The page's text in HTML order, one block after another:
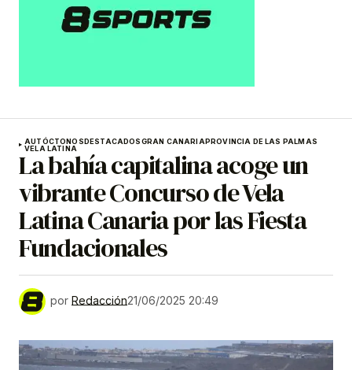
AUTÓCTONOSDESTACADOSGRAN CANARIAPROVINCIA DE LAS PALMAS
VELA LATINA
La bahía capitalina acoge un
vibrante Concurso de Vela
Latina Canaria por las Fiesta
Fundacionales
por Redacción21/06/2025 20:49